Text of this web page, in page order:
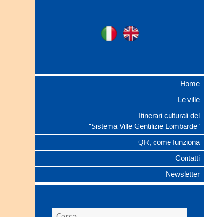
Ville Gentilizie
Ita
Home
Le ville
Itinerari culturali del
“Sistema Ville Gentilizie Lombarde”
QR, come funziona
Contatti
Newsletter
Ricerca